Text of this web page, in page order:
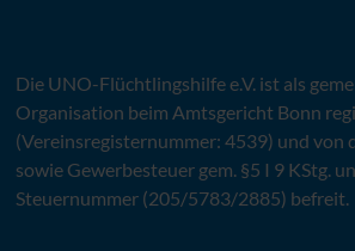
Die UNO-Flüchtlingshilfe e.V. ist als
Organisation beim Amtsgericht Bonn
(Vereinsregisternummer: 4539) und von
sowie Gewerbesteuer gem. §5 I 9 KStg.
Steuernummer (205/5783/2885) befreit.